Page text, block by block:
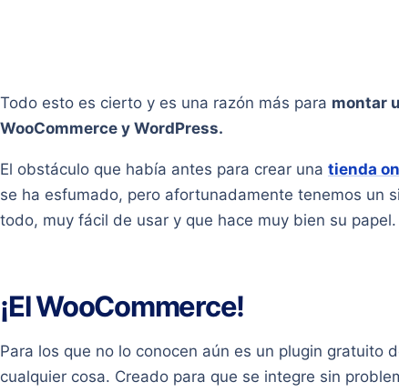
Todo esto es cierto y es una razón más para montar
WooCommerce y WordPress.
El obstáculo que había antes para crear una tienda
se ha esfumado, pero afortunadamente tenemos un
todo, muy fácil de usar y que hace muy bien su papel.
¡El WooCommerce!
Para los que no lo conocen aún es un plugin gratuito
cualquier cosa. Creado para que se integre sin